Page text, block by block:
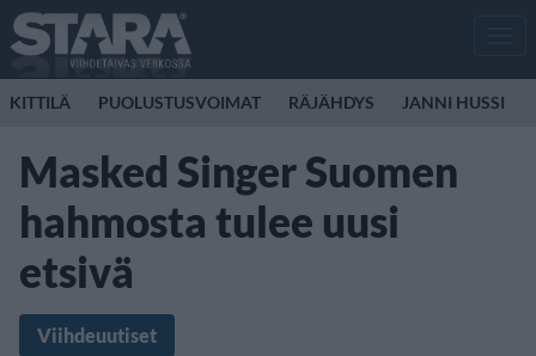
KITTILÄ PUOLUSTUSVOIMAT RÄJÄHDYS JANNI HUSSI
Masked Singer Suomen
hahmosta tulee uusi
etsivä
Viihdeuutiset